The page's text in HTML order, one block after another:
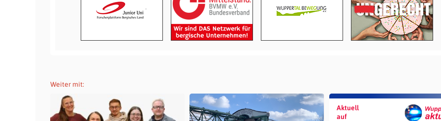
Weiter mit:
Aktuell
auf